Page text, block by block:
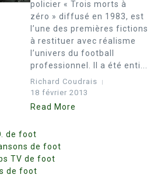
policier « Trois morts à
zéro » diffusé en 1983, est
l’une des premières fictions
à restituer avec réalisme
l’univers du football
professionnel. Il a été enti...
Richard Coudrais
18 février 2013
Read More
de foot
de foot
TV de foot
de foot